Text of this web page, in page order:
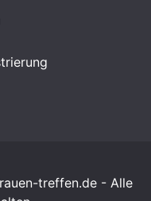
treffen.de - Alle